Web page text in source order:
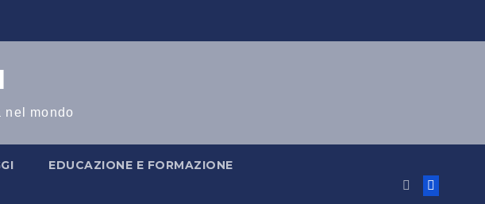
nel mondo
EDUCAZIONE E FORMAZIONE